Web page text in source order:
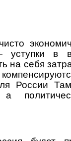
в
на себя
России
а